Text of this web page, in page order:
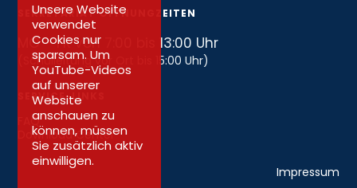
SEKRETARIAT ÖFFNUNGZEITEN
MO – FR von 7:00 bis 13:00 Uhr
(Schulleitung vor Ort bis 15:00 Uhr)
SERVICE-LINKS
FAQ
Download Center
Impressum
Unsere Website
verwendet
Cookies nur
sparsam. Um
YouTube-Videos
auf unserer
Website
anschauen zu
können, müssen
Sie zusätzlich aktiv
einwilligen.